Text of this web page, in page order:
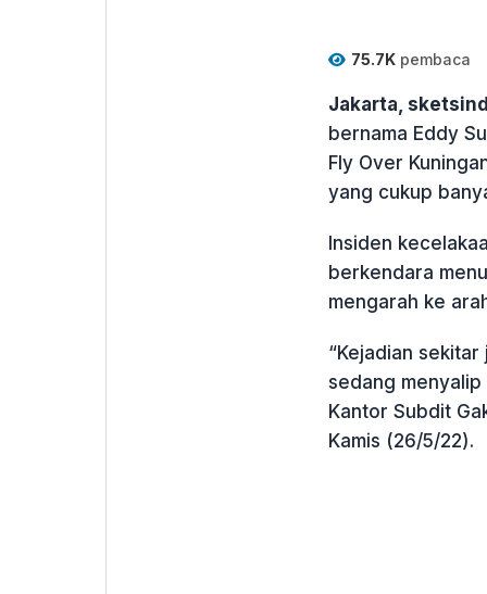
75.7Kpembaca
Jakarta,
bernama Eddy
Fly Over
yang cukup
Insiden
berkendara
mengarah ke
“Kejadian
sedang
Kantor Subdit
Kamis (26/5/22).